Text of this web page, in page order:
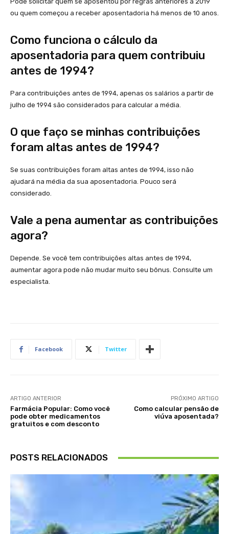
ou quem começou a receber aposentadoria há menos de 10 anos.
Como funciona o cálculo da
aposentadoria para quem contribuiu
antes de 1994?
Para contribuições antes de 1994, apenas os salários a partir de
julho de 1994 são considerados para calcular a média.
O que faço se minhas contribuições
foram altas antes de 1994?
Se suas contribuições foram altas antes de 1994, isso não
ajudará na média da sua aposentadoria. Pouco será
considerado.
Vale a pena aumentar as contribuições
agora?
Depende. Se você tem contribuições altas antes de 1994,
aumentar agora pode não mudar muito seu bônus. Consulte um
especialista.
Facebook Twitter
ARTIGO ANTERIOR
Farmácia Popular: Como você
pode obter medicamentos
gratuitos e com desconto
PRÓXIMO ARTIGO
Como calcular pensão de
viúva aposentada?
POSTS RELACIONADOS